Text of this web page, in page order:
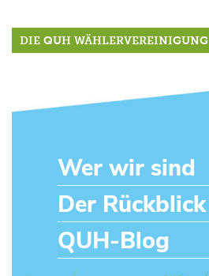
DIE QUH WÄHLERVEREINIGUNG
Wer wir sind
Der Rückblick
QUH-Blog